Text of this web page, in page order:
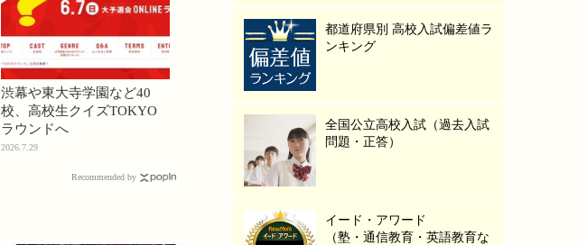
渋幕や東大寺学園など40
校、高校生クイズTOKYO
ラウンドへ
2026.7.29
Recommended by
都道府県別 高校入試偏差値ラ
ンキング
全国公立高校入試（過去入試
問題・正答）
イード・アワード
（塾・通信教育・英語教育な